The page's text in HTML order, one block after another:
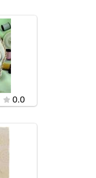
0.0